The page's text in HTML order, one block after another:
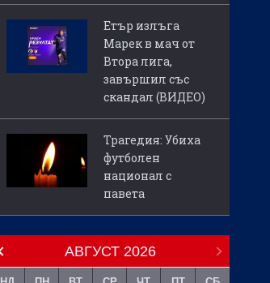
Етър излъга
Марек в мач от
Втора лига,
завършил със
скандал (ВИДЕО)
Трагедия: Убиха
футболен
национал с
павета
АВГУСТ 2026